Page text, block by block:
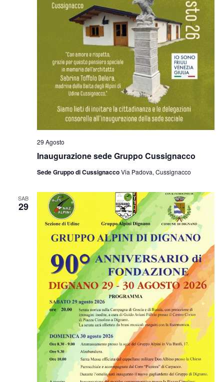
Inaugurazione sede Gruppo Cussignacco
29 Agosto
Sede Gruppo di CussignaccoVia Padova, Cussignacco
SAB
29